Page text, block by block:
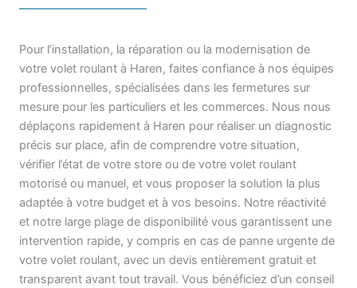
Pour l’installation, la réparation ou la modernisation de
votre volet roulant à Haren, faites confiance à nos équipes
professionnelles, spécialisées dans les fermetures sur
mesure pour les particuliers et les commerces. Nous nous
déplaçons rapidement à Haren pour réaliser un diagnostic
précis sur place, afin de comprendre votre situation,
vérifier l’état de votre store ou de votre volet roulant
motorisé ou manuel, et vous proposer la solution la plus
adaptée à votre budget et à vos besoins. Notre réactivité
et notre large plage de disponibilité vous garantissent une
intervention rapide, y compris en cas de panne urgente de
votre volet roulant, avec un devis entièrement gratuit et
transparent avant tout travail. Vous bénéficiez d’un conseil